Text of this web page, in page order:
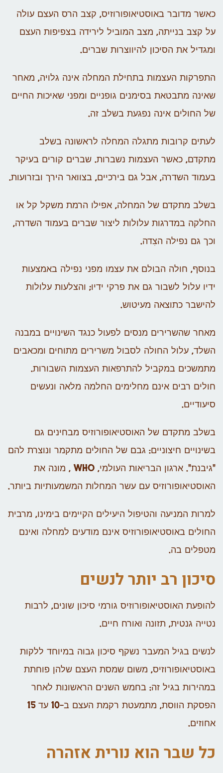
כאשר מדובר באוסטיאופורוזיס, קצב הרס העצם עולה
על קצב בנייתה, מצב המוביל לירידה בצפיפות העצם
ומגדיל את הסיכון להיווצרות שברים.
התפרקות העצמות בתחילת המחלה אינה גלויה, מאחר
שאינה מתבטאת בסימנים גופניים ומפני שאיכות החיים
של החולים אינה נפגעת בשלב זה.
לעתים קרובות מתגלה המחלה לראשונה בשלב
מתקדם, כאשר העצמות נשברות. שברים קורים בעיקר
בעמוד השדרה, אבל גם בירכיים, בצוואר הירך ובזרועות.
בשלב מתקדם של המחלה, אפילו הרמת משקל קל או
החלקה במדרגות עלולות ליצור שברים בעמוד השדרה,
וכך גם נפילה הצִדה.
בנוסף, חולה הבולם את עצמו מפני נפילה באמצעות
ידיו עלול לשבור גם את פרקי ידיו; והצלעות עלולות
להישבר כתוצאה מעיטוש.
מאחר שהשרירים מנסים לפעול כנגד השינויים במבנה
השלד, עלול החולה לסבול משרירים מתוחים ומכאבים
מתמשכים במקביל להתרפאות העצמות השבורות.
חולים רבים אינם מחלימים החלמה מלאה ונעשים
סיעודיים.
בשלב מתקדם של האוסטיאופורוזיס מבחינים גם
בשינויים חיצוניים: גבם של החולים מתקמר ונוצרת להם
"גיבנת". ארגון הבריאות העולמי, WHO , מונה את
האוסטיאופורוזיס עם עשר המחלות המשמעותיות ביותר.
למרות המניעה והטיפול היעילים הקיימים בימינו, מרבית
החולים באוסטיאופורוזיס אינם מודעים למחלה ואינם
מטפלים בה.
סיכון רב יותר לנשים
להופעת האוסטיאופורוזיס גורמי סיכון שונים, לרבות
נטייה גנטית, תזונה ואורח חיים.
לנשים בגיל המעבר נשקף סיכון גבוה במיוחד ללקות
באוסטיאופורוזיס, משום שמסת העצם שלהן פוחתת
במהירות בגיל זה: בחמש השנים הראשונות לאחר
הפסקת הווסת, מתמעטת רקמת העצם ב-10 עד 15
אחוזים.
כל שבר הוא נורית אזהרה